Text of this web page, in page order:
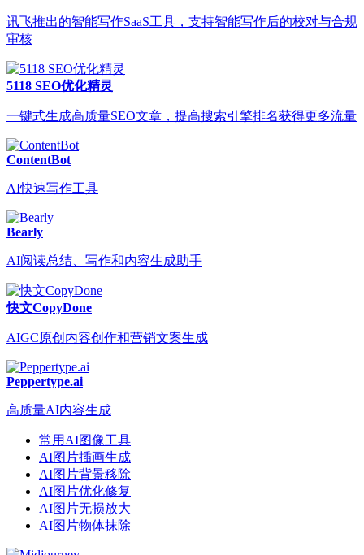
讯飞推出的智能写作SaaS工具，支持智能写作后的校对与合规
审核
5118 SEO优化精灵
一键式生成高质量SEO文章，提高搜索引擎排名获得更多流量
ContentBot
AI快速写作工具
Bearly
AI阅读总结、写作和内容生成助手
快文CopyDone
AIGC原创内容创作和营销文案生成
Peppertype.ai
高质量AI内容生成
常用AI图像工具
AI图片插画生成
AI图片背景移除
AI图片优化修复
AI图片无损放大
AI图片物体抹除